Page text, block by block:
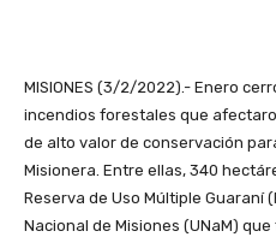
MISIONES (3/2/2022).- Enero
incendios forestales que
de alto valor de conservación
Misionera. Entre ellas, 340
Reserva de Uso Múltiple Guaraní
Nacional de Misiones (UNaM)